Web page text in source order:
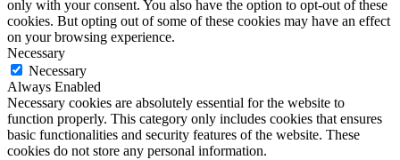
only with your consent. You also have the option to opt-out of these
cookies. But opting out of some of these cookies may have an effect
on your browsing experience.
Necessary
Necessary
Always Enabled
Necessary cookies are absolutely essential for the website to
function properly. This category only includes cookies that ensures
basic functionalities and security features of the website. These
cookies do not store any personal information.